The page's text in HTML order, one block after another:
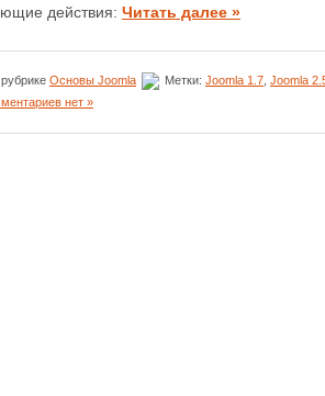
действия: Читать далее »
Основы Joomla Метки: Joomla 1.7 Joomla
нет »